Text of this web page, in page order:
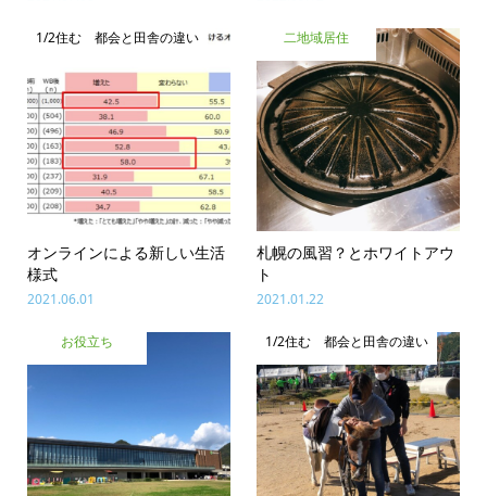
1/2住む 都会と田舎の違い
オンラインによる新しい生活
様式
2021.06.01
二地域居住
札幌の風習？とホワイトアウ
ト
2021.01.22
お役立ち 1/2住む 都会と田舎の違い